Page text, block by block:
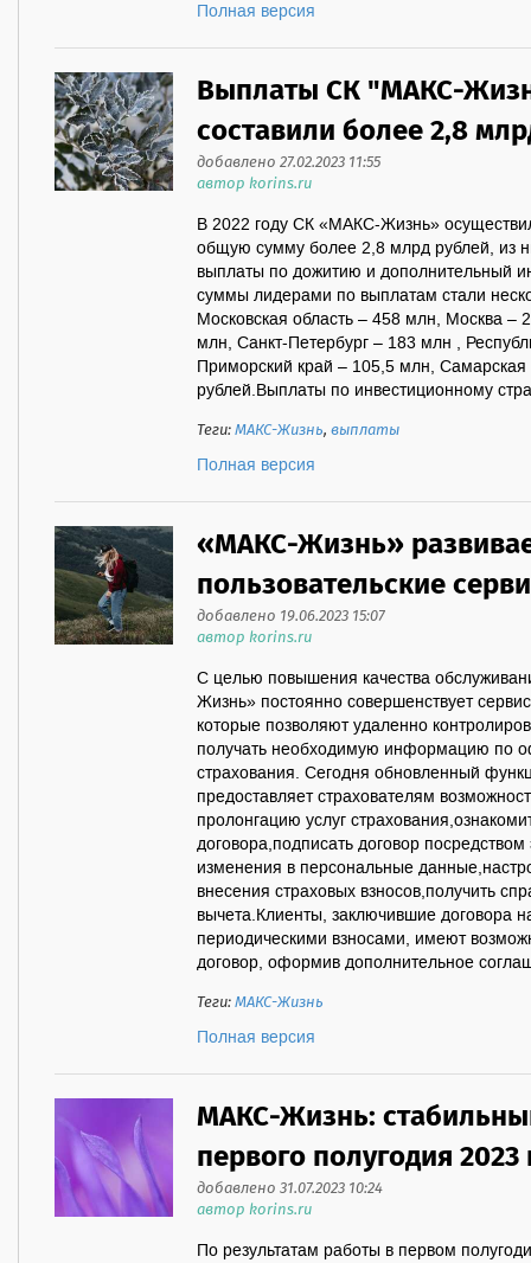
Полная версия
Выплаты СК "МАКС-
составили более 2,8
добавлено 27.02.2023 11:55
автор korins.ru
В 2022 году СК «МАКС-Жизнь»
общую сумму более 2,8 млрд рублей, из
выплаты по дожитию и дополнительный
суммы лидерами по выплатам стали
Московская область – 458 млн, Москва –
млн, Санкт-Петербург – 183 млн ,
Приморский край – 105,5 млн, Самарская
рублей.Выплаты по инвестиционному
Теги:МАКС-Жизнь,выплаты
Полная версия
«МАКС-Жизнь»
пользовательские
добавлено 19.06.2023 15:07
автор korins.ru
С целью повышения качества
Жизнь» постоянно совершенствует
которые позволяют удаленно
получать необходимую информацию по
страхования. Сегодня обновленный
предоставляет страхователям
пролонгацию услуг
договора,подписать договор
изменения в персональные
внесения страховых взносов,получить
вычета.Клиенты, заключившие договора
периодическими взносами, имеют
договор, оформив дополнительное
Теги:МАКС-Жизнь
Полная версия
МАКС-Жизнь:
первого полугодия 2023
добавлено 31.07.2023 10:24
автор korins.ru
По результатам работы в первом